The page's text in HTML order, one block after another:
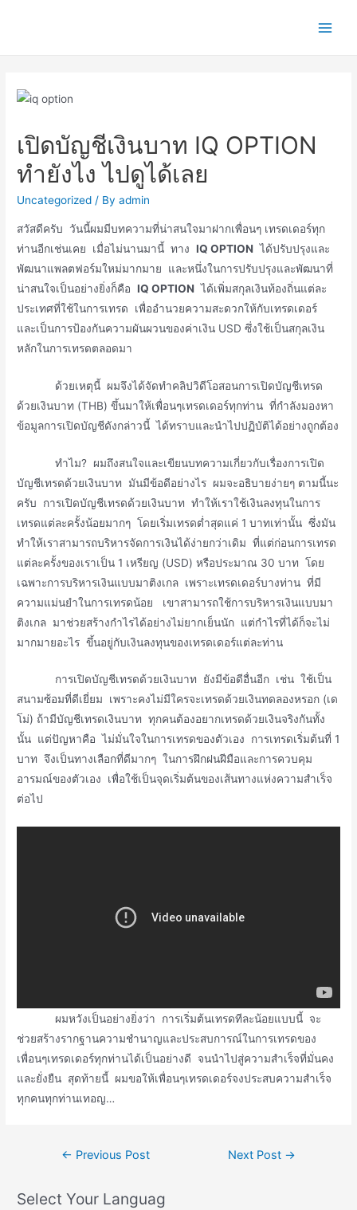
เปิดบัญชีเงินบาท IQ OPTION
ทำยังไง ไปดูได้เลย
Uncategorized / Byadmin
สวัสดีครับ วันนี้ผมมีบทความที่น่าสนใจมาฝากเพื่อนๆ เทรดเดอร์ทุก
ท่านอีกเช่นเคย เมื่อไม่นานมานี้ ทางIQ OPTION ได้ปรับปรุงและ
พัฒนาแพลตฟอร์มใหม่มากมาย และหนึ่งในการปรับปรุงและพัฒนาที่
น่าสนใจเป็นอย่างยิ่งก็คือIQ OPTION ได้เพิ่มสกุลเงินท้องถิ่นแต่ละ
ประเทศที่ใช้ในการเทรด เพื่ออำนวยความสะดวกให้กับเทรดเดอร์
และเป็นการป้องกันความผันผวนของค่าเงิน USD ซึ่งใช้เป็นสกุลเงิน
หลักในการเทรดตลอดมา
ด้วยเหตุนี้ ผมจึงได้จัดทำคลิปวิดีโอสอนการเปิดบัญชีเทรด
ด้วยเงินบาท (THB) ขึ้นมาให้เพื่อนๆเทรดเดอร์ทุกท่าน ที่กำลังมองหา
ข้อมูลการเปิดบัญชีดังกล่าวนี้ ได้ทราบและนำไปปฏิบัติได้อย่างถูกต้อง
ทำไม? ผมถึงสนใจและเขียนบทความเกี่ยวกับเรื่องการเปิด
บัญชีเทรดด้วยเงินบาท มันมีข้อดีอย่างไร ผมจะอธิบายง่ายๆ ตามนี้นะ
ครับ การเปิดบัญชีเทรดด้วยเงินบาท ทำให้เราใช้เงินลงทุนในการ
เทรดแต่ละครั้งน้อยมากๆ โดยเริ่มเทรดต่ำสุดแค่ 1 บาทเท่านั้น ซึ่งมัน
ทำให้เราสามารถบริหารจัดการเงินได้ง่ายกว่าเดิม ที่แต่ก่อนการเทรด
แต่ละครั้งของเราเป็น 1 เหรียญ (USD) หรือประมาณ 30 บาท โดย
เฉพาะการบริหารเงินแบบมาติงเกล เพราะเทรดเดอร์บางท่าน ที่มี
ความแม่นยำในการเทรดน้อย เขาสามารถใช้การบริหารเงินแบบมา
ติงเกล มาช่วยสร้างกำไรได้อย่างไม่ยากเย็นนัก แต่กำไรที่ได้ก็จะไม่
มากมายอะไร ขึ้นอยู่กับเงินลงทุนของเทรดเดอร์แต่ละท่าน
การเปิดบัญชีเทรดด้วยเงินบาท ยังมีข้อดีอื่นอีก เช่น ใช้เป็น
สนามซ้อมที่ดีเยี่ยม เพราะคงไม่มีใครจะเทรดด้วยเงินทดลองหรอก (เด
โม่) ถ้ามีบัญชีเทรดเงินบาท ทุกคนต้องอยากเทรดด้วยเงินจริงกันทั้ง
นั้น แต่ปัญหาคือ ไม่มั่นใจในการเทรดของตัวเอง การเทรดเริ่มต้นที่ 1
บาท จึงเป็นทางเลือกที่ดีมากๆ ในการฝึกฝนฝีมือและการควบคุม
อารมณ์ของตัวเอง เพื่อใช้เป็นจุดเริ่มต้นของเส้นทางแห่งความสำเร็จ
ต่อไป
ผมหวังเป็นอย่างยิ่งว่า การเริ่มต้นเทรดทีละน้อยแบบนี้ จะ
ช่วยสร้างรากฐานความชำนาญและประสบการณ์ในการเทรดของ
เพื่อนๆเทรดเดอร์ทุกท่านได้เป็นอย่างดี จนนำไปสู่ความสำเร็จที่มั่นคง
และยั่งยืน สุดท้ายนี้ ผมขอให้เพื่อนๆเทรดเดอร์จงประสบความสำเร็จ
ทุกคนทุกท่านเทอญ…
Post← Previous Post Next Post →
Select Your Languag